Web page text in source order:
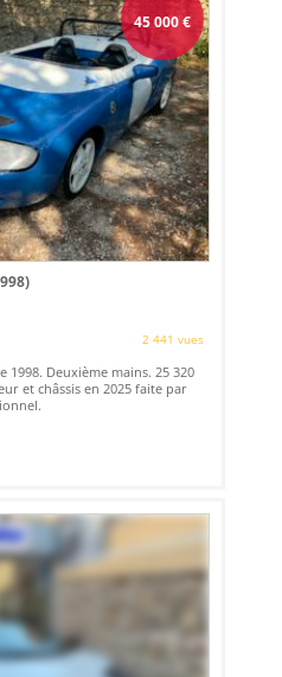
45 000€
2 441 vues
1998. Deuxième mains. 25 320
et châssis en 2025 faite par